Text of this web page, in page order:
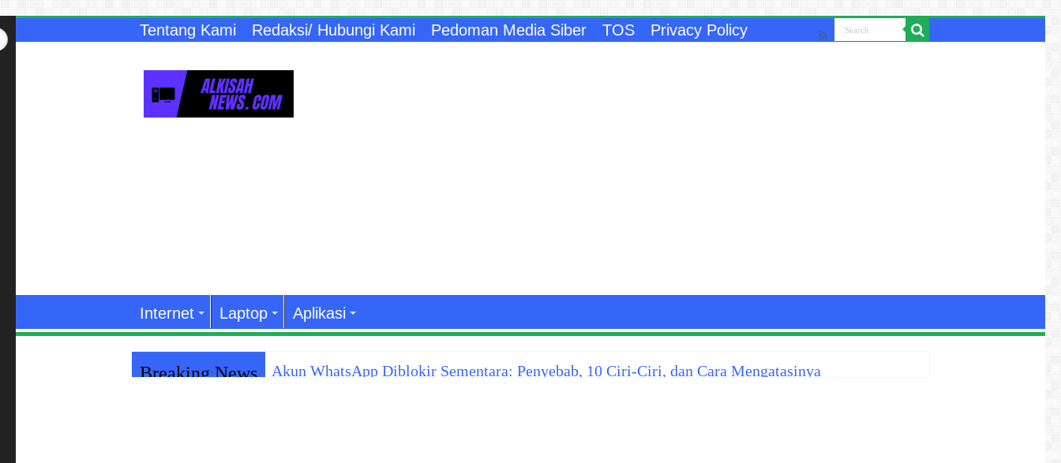
Tentang Kami Redaksi/ Hubungi Kami Pedoman Media Siber TOS Privacy Policy
Internet Laptop Aplikasi
Breaking News Akun WhatsApp Diblokir Sementara: Penyebab, 10 Ciri-Ciri, dan Cara Mengatasinya